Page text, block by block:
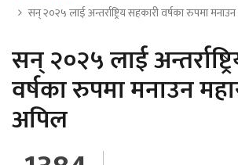
सन् २०२५ लाई अन्तर्राष्ट्रिय सहकारी वर्षका रुपमा
सन् २०२५ लाई
वर्षका रुपमा मनाउन
अपिल